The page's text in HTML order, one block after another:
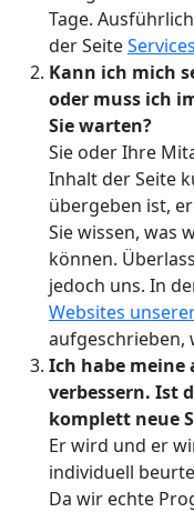
Tage.
der SeiteServices
Kann ich mich
oder muss ich
Sie warten?
Sie oder Ihre
Inhalt der Seite
übergeben ist,
Sie wissen, was
können.
jedoch uns. In
Websites
aufgeschrieben,
Ich habe meine
verbessern. Ist
komplett neue
Er wird und er
individuell
Da wir echte